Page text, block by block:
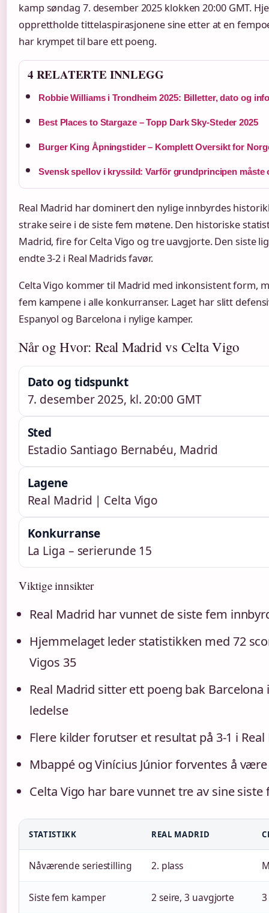
kamp søndag 7. desember 2025 klokken 20:00 GMT.
opprettholde tittelaspirasjonene sine etter at en
har krympet til bare ett poeng.
4 RELATERTE INNLEGG
Robbie Williams i Trondheim 2025: Billetter, dato og
Best Places to Stargaze – Topp Dark Sky-Steder 2025
Burger King Åpningstider – Komplett Oversikt for
Svensk spellov i kryssild: Varför grundprincipen måste
Real Madrid har dominert den nylige innbyrdes
strake seire i de siste fem møtene. Den historiske
Madrid, fire for Celta Vigo og tre uavgjorte. Den siste
endte 3-2 i Real Madrids favør.
Celta Vigo kommer til Madrid med inkonsistent form,
fem kampene i alle konkurranser. Laget har slitt
Espanyol og Barcelona i nylige kamper.
Når og Hvor: Real Madrid vs Celta Vigo
Dato og tidspunkt
7. desember 2025, kl. 20:00 GMT
Sted
Estadio Santiago Bernabéu, Madrid
Lagene
Real Madrid | Celta Vigo
Konkurranse
La Liga – serierunde 15
Viktige innsikter
Real Madrid har vunnet de siste fem
Hjemmelaget leder statistikken med 72
Vigos 35
Real Madrid sitter ett poeng bak
ledelse
Flere kilder forutser et resultat på 3-1 i
Mbappé og Vinícius Júnior forventes å
Celta Vigo har bare vunnet tre av sine
STATISTIKK REAL MADRID
Nåværende seriestilling 2. plass
Siste fem kamper 2 seire, 3 uavgjorte